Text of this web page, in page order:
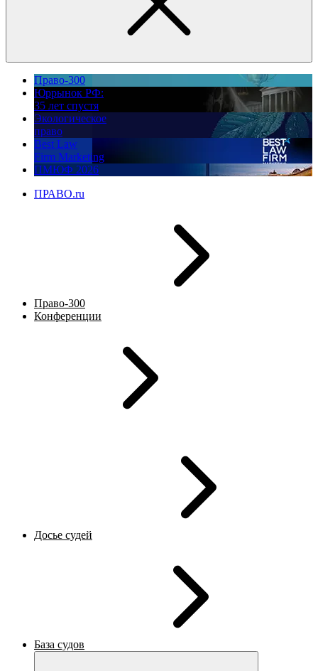
Право-300
Юррынок РФ:
35 лет спустя
Экологическое
право
Best Law
Firm Marketing
ПМЮФ 2026
ПРАВО.ru
Право-300
Конференции
Досье судей
База судов